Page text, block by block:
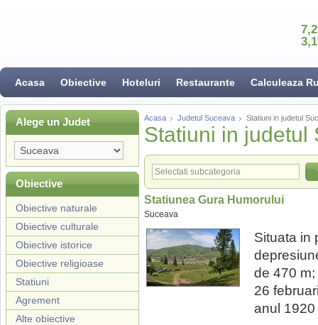
Acasa Obiective Hoteluri Restaurante Calculeaza
Alege un Judet
Obiective
Obiective naturale
Obiective culturale
Obiective istorice
Obiective religioase
Statiuni
Agrement
Alte obiective
Acasa Judetul Suceava Statiuni in judetul
Statiuni in judetul
Statiunea Gura Humorului
Suceava
Situata in
de 470
26
anul